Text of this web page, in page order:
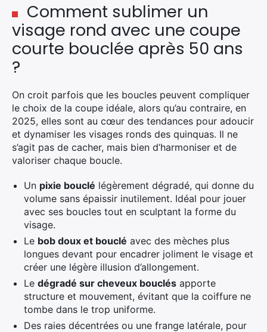
Comment sublimer un
visage rond avec une coupe
courte bouclée après 50 ans
?
On croit parfois que les boucles peuvent compliquer
le choix de la coupe idéale, alors qu’au contraire, en
2025, elles sont au cœur des tendances pour adoucir
et dynamiser les visages ronds des quinquas. Il ne
s’agit pas de cacher, mais bien d’harmoniser et de
valoriser chaque boucle.
Un pixie bouclé légèrement dégradé, qui donne du
volume sans épaissir inutilement. Idéal pour jouer
avec ses boucles tout en sculptant la forme du
visage.
Le bob doux et bouclé avec des mèches plus
longues devant pour encadrer joliment le visage et
créer une légère illusion d’allongement.
Le dégradé sur cheveux bouclés apporte
structure et mouvement, évitant que la coiffure ne
tombe dans le trop uniforme.
Des raies décentrées ou une frange latérale, pour